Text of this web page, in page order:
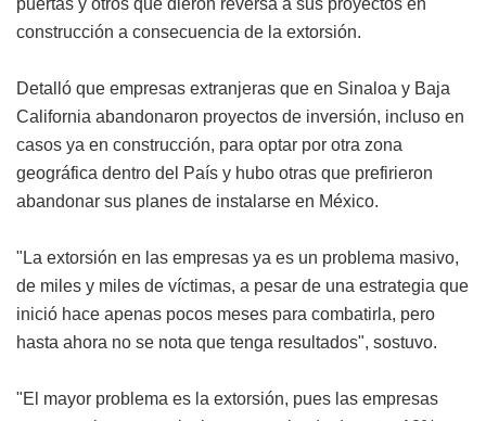
construcción a consecuencia de la extorsión.
Detalló que empresas extranjeras que en Sinaloa y Baja
California abandonaron proyectos de inversión, incluso en
casos ya en construcción, para optar por otra zona
geográfica dentro del País y hubo otras que prefirieron
abandonar sus planes de instalarse en México.
"La extorsión en las empresas ya es un problema masivo,
de miles y miles de víctimas, a pesar de una estrategia que
inició hace apenas pocos meses para combatirla, pero
hasta ahora no se nota que tenga resultados", sostuvo.
"El mayor problema es la extorsión, pues las empresas